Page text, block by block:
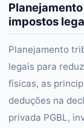
impostos
Planejamento
legais para
físicas, as
deduções na
privada PGBL,